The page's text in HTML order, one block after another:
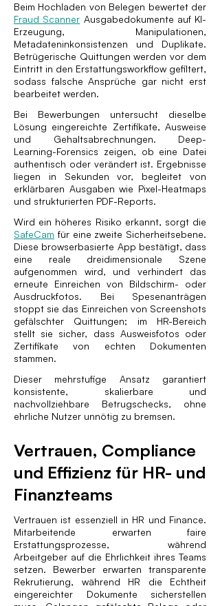
Beim Hochladen von Belegen bewertet der
Fraud Scanner Ausgabedokumente auf KI-
Erzeugung, Manipulationen,
Metadateninkonsistenzen und Duplikate.
Betrügerische Quittungen werden vor dem
Eintritt in den Erstattungsworkflow gefiltert,
sodass falsche Ansprüche gar nicht erst
bearbeitet werden.
Bei Bewerbungen untersucht dieselbe
Lösung eingereichte Zertifikate, Ausweise
und Gehaltsabrechnungen. Deep-
Learning-Forensics zeigen, ob eine Datei
authentisch oder verändert ist. Ergebnisse
liegen in Sekunden vor, begleitet von
erklärbaren Ausgaben wie Pixel-Heatmaps
und strukturierten PDF-Reports.
Wird ein höheres Risiko erkannt, sorgt die
SafeCam für eine zweite Sicherheitsebene.
Diese browserbasierte App bestätigt, dass
eine reale dreidimensionale Szene
aufgenommen wird, und verhindert das
erneute Einreichen von Bildschirm- oder
Ausdruckfotos. Bei Spesenanträgen
stoppt sie das Einreichen von Screenshots
gefälschter Quittungen; im HR-Bereich
stellt sie sicher, dass Ausweisfotos oder
Zertifikate von echten Dokumenten
stammen.
Dieser mehrstufige Ansatz garantiert
konsistente, skalierbare und
nachvollziehbare Betrugschecks, ohne
ehrliche Nutzer unnötig zu bremsen.
Vertrauen, Compliance
und Effizienz für HR- und
Finanzteams
Vertrauen ist essenziell in HR und Finance.
Mitarbeitende erwarten faire
Erstattungsprozesse, während
Arbeitgeber auf die Ehrlichkeit ihres Teams
setzen. Bewerber erwarten transparente
Rekrutierung, während HR die Echtheit
eingereichter Dokumente sicherstellen